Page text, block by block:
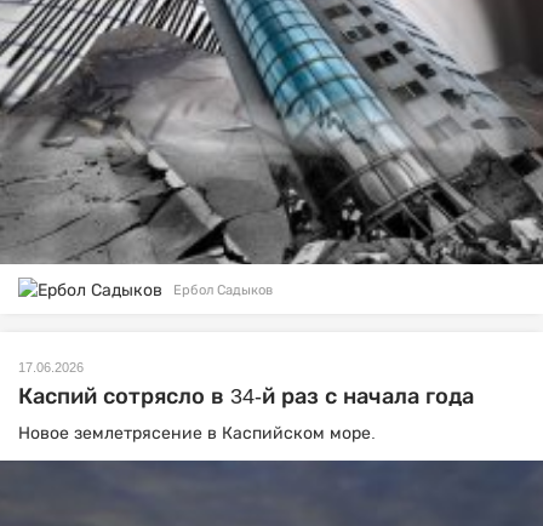
Ербол Садыков
17.06.2026
Каспий сотрясло в 34-й раз с начала года
Новое землетрясение в Каспийском море.